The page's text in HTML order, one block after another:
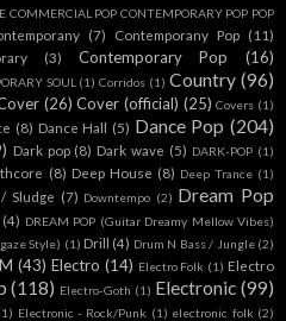
COMMERCIAL POP CONTEMPORARY POP POP
(7) Contemporany Pop (11)
(3) Contemporary Pop
(16)
SOUL (1) Corridos (1) Country (96)
(26) Cover (official) (25) Covers (1)
(8) Dance Hall (5) Dance Pop (204)
Dark pop (8) Dark wave (5) DARK-POP (1)
(8) Deep House (8) Deep Trance (1)
Sludge (7) Downtempo (2) Dream Pop
(4) DREAM POP (Guitar Dreamy Mellow Vibes)
Style) (1) Drill (4) Drum N Bass / Jungle (2)
(43) Electro (14) Electro Folk (1) Electro
(118) Electro-Goth (1) Electronic (99)
Electronic - Rock/Punk (1) electronic folk (2)